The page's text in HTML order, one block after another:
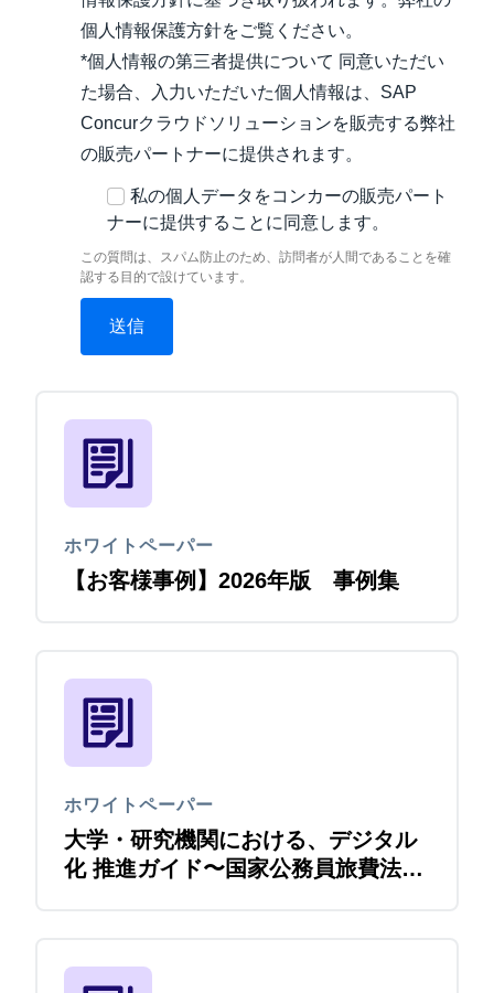
個人情報保護方針をご覧ください。
*個人情報の第三者提供について 同意いただい
た場合、入力いただいた個人情報は、SAP
Concurクラウドソリューションを販売する弊社
の販売パートナーに提供されます。
私の個人データをコンカーの販売パート
ナーに提供することに同意します。
この質問は、スパム防止のため、訪問者が人間であることを確
認する目的で設けています。
ホワイトペーパー
【お客様事例】2026年版 事例集
ホワイトペーパー
大学・研究機関における、デジタル
化 推進ガイド〜国家公務員旅費法改